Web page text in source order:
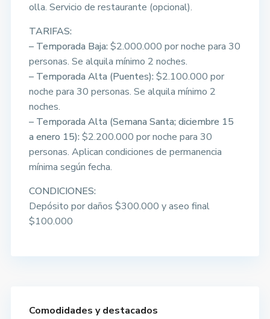
olla. Servicio de restaurante (opcional).
TARIFAS:
– Temporada Baja:$2.000.000 por noche para 30
personas. Se alquila mínimo 2 noches.
– Temporada Alta (Puentes): $2.100.000 por
noche para 30 personas. Se alquila mínimo 2
noches.
– Temporada Alta (Semana Santa; diciembre 15
a enero 15):$2.200.000 por noche para 30
personas. Aplican condiciones de permanencia
mínima según fecha.
CONDICIONES:
Depósito por daños $300.000 y aseo final
$100.000
Comodidades y destacados